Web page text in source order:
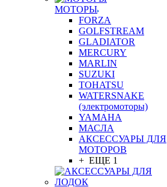
МОТОРЫ
FORZA
GOLFSTREAM
GLADIATOR
MERCURY
MARLIN
SUZUKI
TOHATSU
WATERSNAKE
(электромоторы)
YAMAHA
МАСЛА
АКСЕССУАРЫ ДЛЯ
МОТОРОВ
+ ЕЩЕ 1